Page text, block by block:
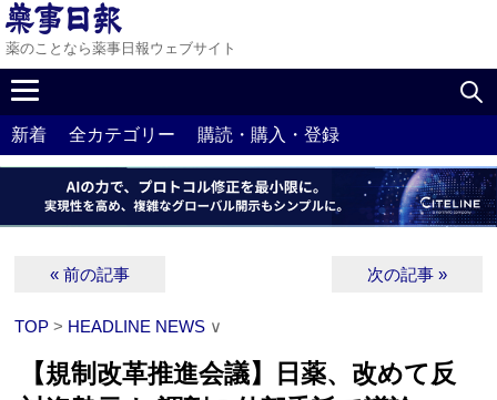
薬のことなら薬事日報ウェブサイト
新着 全カテゴリー 購読・購入・登録
« 前の記事 次の記事 »
TOP > HEADLINE NEWS ∨
【規制改革推進会議】日薬、改めて反